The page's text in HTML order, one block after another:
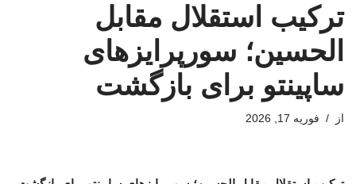
ترکیب استقلال مقابل
الحسین؛ سورپرایزهای
ساپینتو برای بازگشت
از فوریه 17, 2026